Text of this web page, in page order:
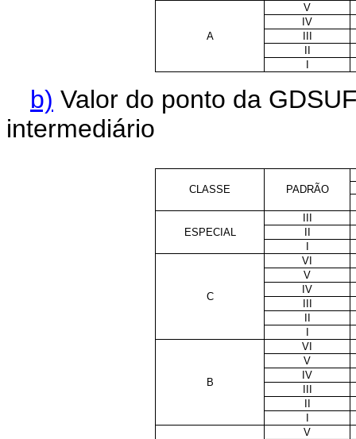
A
V
IV
III
II
I
b) Valor do ponto da
intermediário
CLASSE PADRÃO
ESPECIAL
III
II
I
C
VI
V
IV
III
II
I
B
VI
V
IV
III
II
I
V